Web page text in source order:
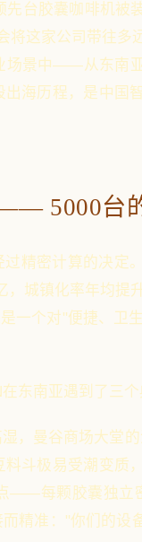
先台胶囊咖啡机被
将这家公司带往多
场景中——从东南
海历程，是中国
5000台
精密计算的决定
城镇化率年均提
个对"便捷、卫
东南亚遇到了三个
，曼谷商场大堂
斗极易受潮变质
——每颗胶囊独立
精准："你们的设